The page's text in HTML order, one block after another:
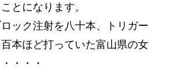
とになります。
ック注射を八十本、トリガー
本ほど打っていた富山県の女
・・・